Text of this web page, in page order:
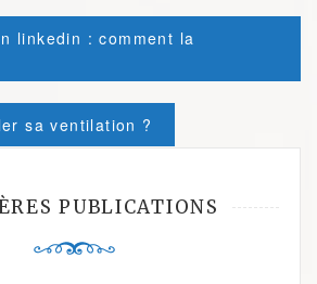
linkedin : comment la
sa ventilation ?
PUBLICATIONS